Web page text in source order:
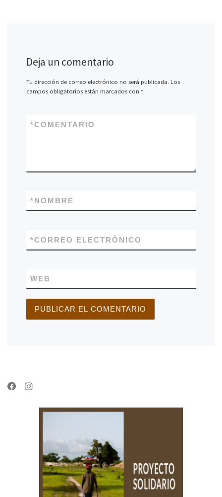
Deja un comentario
Tu dirección de correo electrónico no será publicada. Los
campos obligatorios están marcados con *
COMENTARIO
*
NOMBRE
*
CORREO ELECTRÓNICO
*
WEB